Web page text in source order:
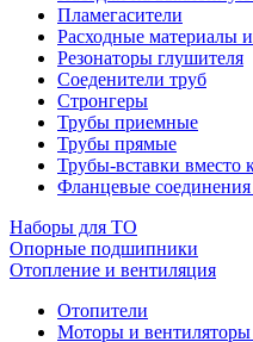
Пламегасители
Расходные материалы
Резонаторы глушителя
Соеденители труб
Стронгеры
Трубы приемные
Трубы прямые
Трубы-вставки вместо
Фланцевые
Наборы для ТО
Опорные подшипники
Отопление и вентиляция
Отопители
Моторы и вентиляторы